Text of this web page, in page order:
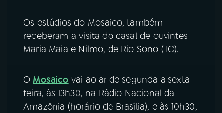
Os estúdios do Mosaico, também
receberam a visita do casal de ouvintes
Maria Maia e Nilmo, de Rio Sono (TO).
O Mosaico vai ao ar de segunda a sexta-
feira, às 13h30, na Rádio Nacional da
Amazônia (horário de Brasília), e às 10h30,